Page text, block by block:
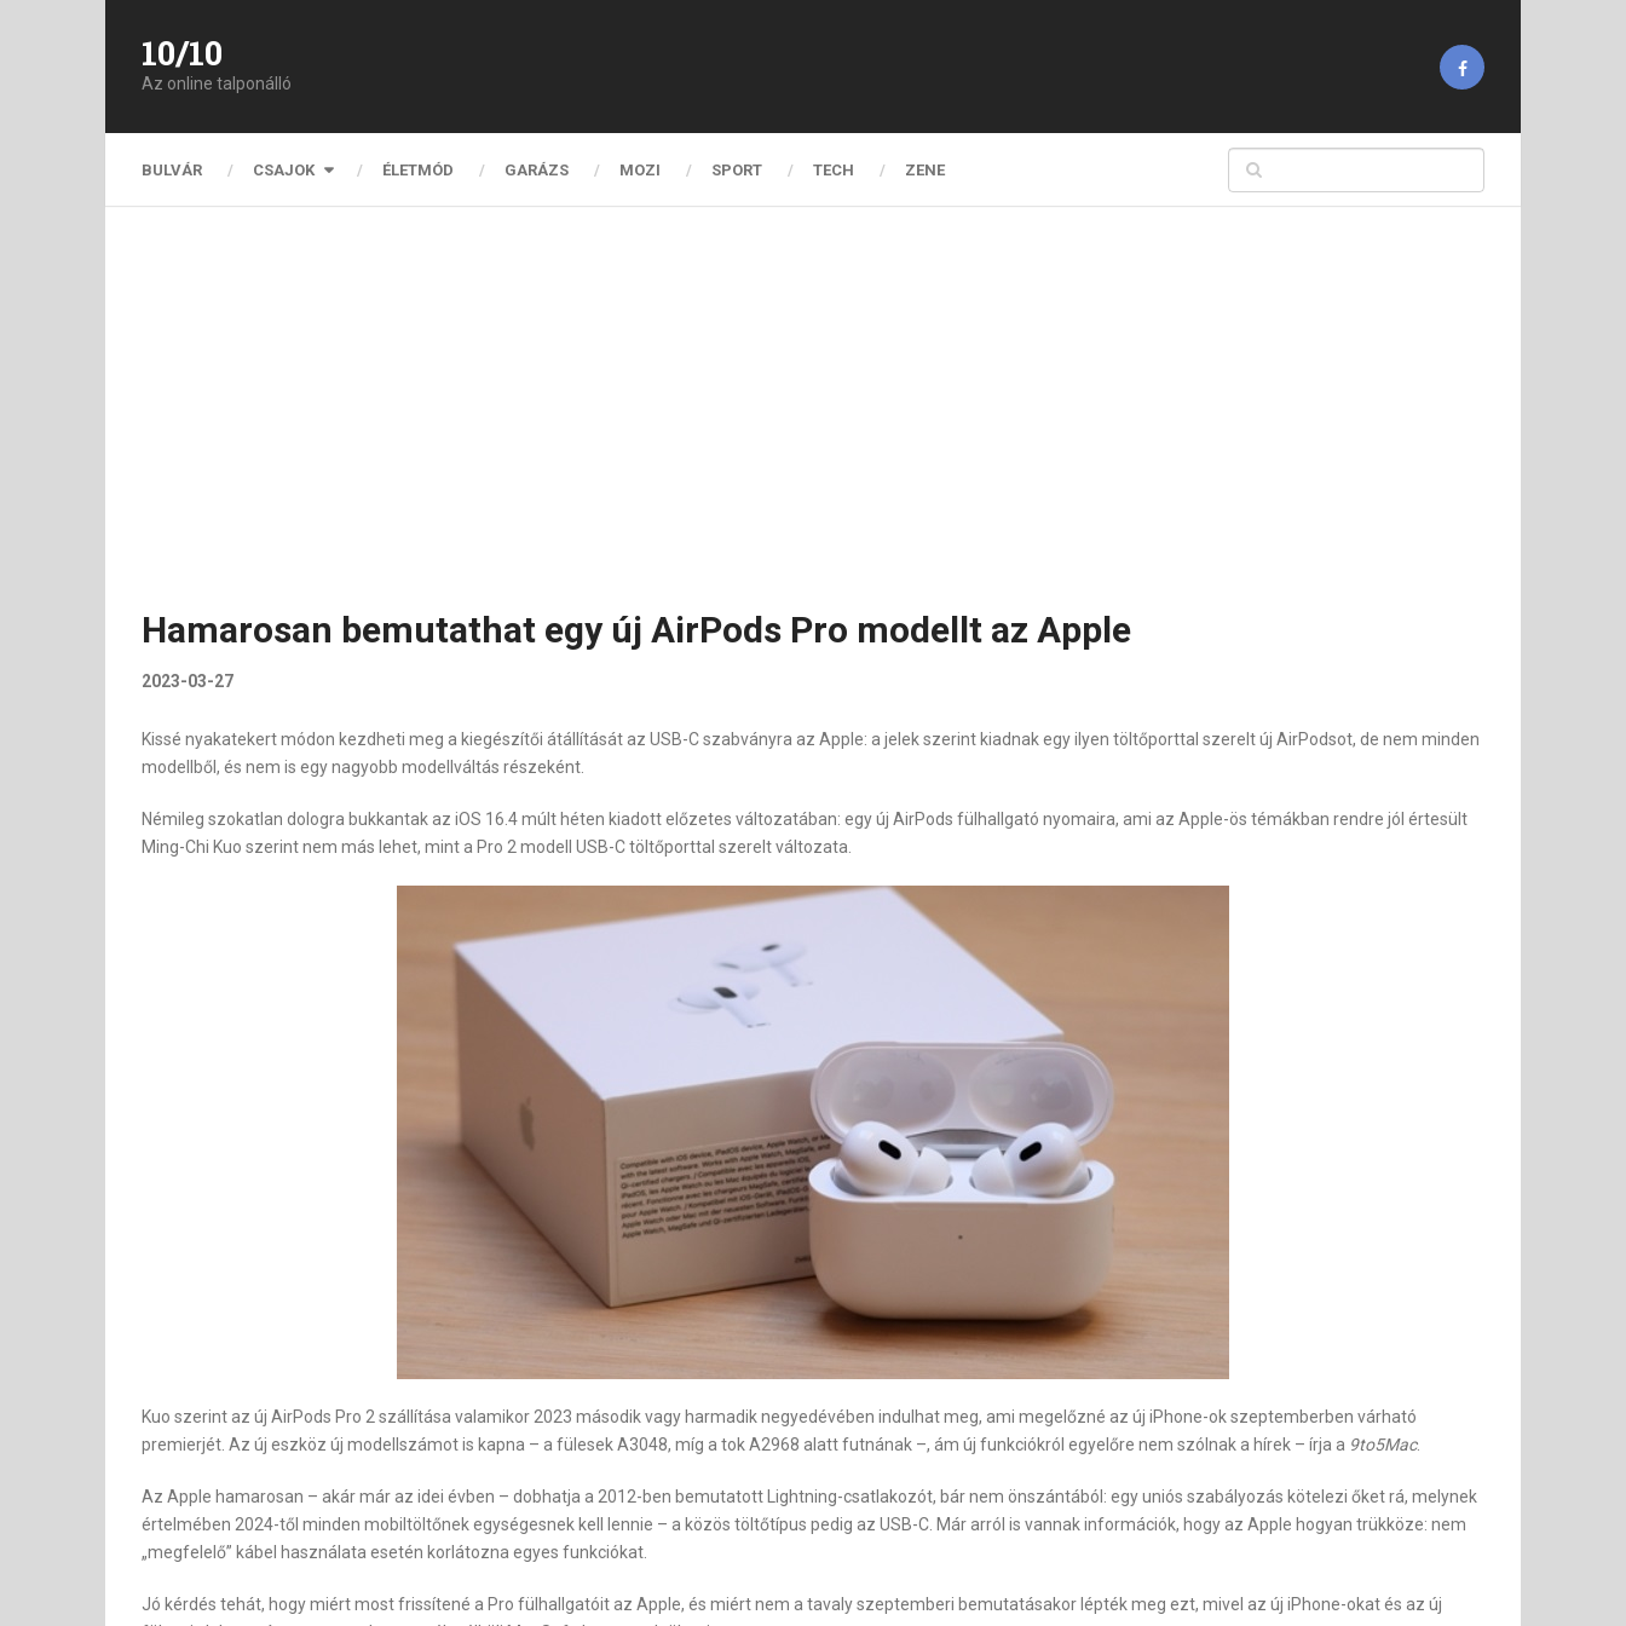
10/10
Az online talponálló
BULVÁR CSAJOK ÉLETMÓD GARÁZS MOZI SPORT TECH ZENE
Hamarosan bemutathat egy új AirPods Pro modellt az Apple
2023-03-27
Kissé nyakatekert módon kezdheti meg a kiegészítői átállítását az USB-C szabványra az Apple: a jelek szerint kiadnak egy ilyen töltőporttal szerelt új AirPodsot, de nem minden
modellből, és nem is egy nagyobb modellváltás részeként.
Némileg szokatlan dologra bukkantak az iOS 16.4 múlt héten kiadott előzetes változatában: egy új AirPods fülhallgató nyomaira, ami az Apple-ös témákban rendre jól értesült
Ming-Chi Kuo szerint nem más lehet, mint a Pro 2 modell USB-C töltőporttal szerelt változata.
Kuo szerint az új AirPods Pro 2 szállítása valamikor 2023 második vagy harmadik negyedévében indulhat meg, ami megelőzné az új iPhone-ok szeptemberben várható
premierjét. Az új eszköz új modellszámot is kapna – a fülesek A3048, míg a tok A2968 alatt futnának –, ám új funkciókról egyelőre nem szólnak a hírek – írja a 9to5Mac.
Az Apple hamarosan – akár már az idei évben – dobhatja a 2012-ben bemutatott Lightning-csatlakozót, bár nem önszántából: egy uniós szabályozás kötelezi őket rá, melynek
értelmében 2024-től minden mobiltöltőnek egységesnek kell lennie – a közös töltőtípus pedig az USB-C. Már arról is vannak információk, hogy az Apple hogyan trükköze: nem
„megfelelő” kábel használata esetén korlátozna egyes funkciókat.
Jó kérdés tehát, hogy miért most frissítené a Pro fülhallgatóit az Apple, és miért nem a tavaly szeptemberi bemutatásakor lépték meg ezt, mivel az új iPhone-okat és az új